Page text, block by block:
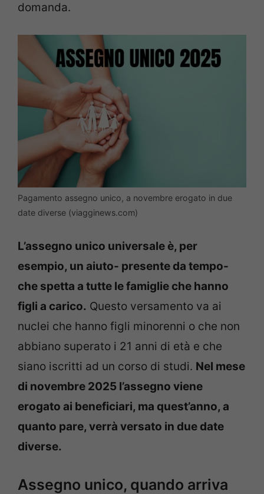
domanda.
Pagamento assegno unico, a novembre erogato in due
date diverse (viagginews.com)
L’assegno unico universale è, per
esempio, un aiuto- presente da tempo-
che spetta a tutte le famiglie che hanno
figli a carico. Questo versamento va ai
nuclei che hanno figli minorenni o che non
abbiano superato i 21 anni di età e che
siano iscritti ad un corso di studi. Nel mese
di novembre 2025 l’assegno viene
erogato ai beneficiari, ma quest’anno, a
quanto pare, verrà versato in due date
diverse.
Assegno unico, quando arriva